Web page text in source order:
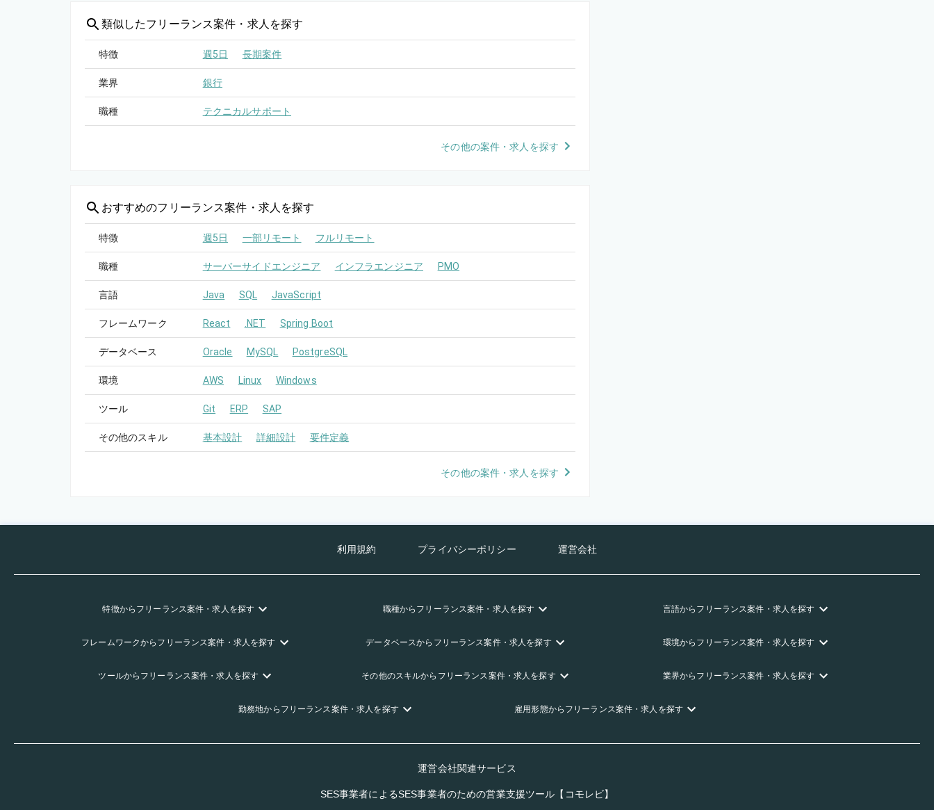
類似したフリーランス案件・求人を探す
特徴 週5日 長期案件
業界 銀行
職種 テクニカルサポート
その他の案件・求人を探す
おすすめのフリーランス案件・求人を探す
特徴 週5日 一部リモート フルリモート
職種 サーバーサイドエンジニア インフラエンジニア PMO
言語 Java SQL JavaScript
フレームワーク React .NET Spring Boot
データベース Oracle MySQL PostgreSQL
環境 AWS Linux Windows
ツール Git ERP SAP
その他のスキル 基本設計 詳細設計 要件定義
その他の案件・求人を探す
利用規約 プライバシーポリシー 運営会社
特徴からフリーランス案件・求人を探す 職種からフリーランス案件・求人を探す 言語からフリーランス案件・求人を探す
フレームワークからフリーランス案件・求人を探す データベースからフリーランス案件・求人を探す 環境からフリーランス案件・求人を探す
ツールからフリーランス案件・求人を探す その他のスキルからフリーランス案件・求人を探す 業界からフリーランス案件・求人を探す
勤務地からフリーランス案件・求人を探す 雇用形態からフリーランス案件・求人を探す
運営会社関連サービス
SES事業者によるSES事業者のための営業支援ツール【コモレビ】